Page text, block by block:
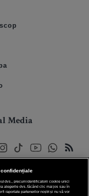
Media
confidențiale
dvs., precum identificatorii cookie unici
alegerile dvs. făcând clic mai jos sau în
raportate partenerilor noștri și nu vă vor